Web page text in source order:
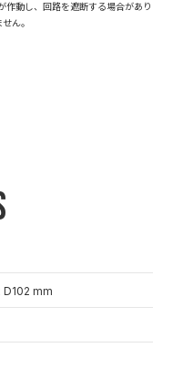
作動し、回路を遮断する場合があり
ん。
D102 mm